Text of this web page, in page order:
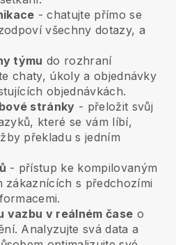
- chatujte přímo se
všechny dotazy, a
týmu do rozhraní
chaty, úkoly a objednávky
objednávkách.
stránky - přeložit svůj
které se vám líbí,
překladu s jedním
- přístup ke kompilovaným
zákaznících s předchozími
vazbu v reálném čase o
Analyzujte svá data a